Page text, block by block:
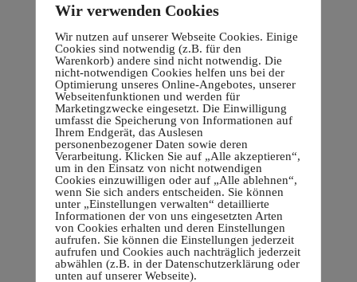
Wir verwenden Cookies
Wir nutzen auf unserer Webseite Cookies. Einige
Cookies sind notwendig (z.B. für den
Warenkorb) andere sind nicht notwendig. Die
nicht-notwendigen Cookies helfen uns bei der
Optimierung unseres Online-Angebotes, unserer
Webseitenfunktionen und werden für
Marketingzwecke eingesetzt. Die Einwilligung
umfasst die Speicherung von Informationen auf
Ihrem Endgerät, das Auslesen
personenbezogener Daten sowie deren
Verarbeitung. Klicken Sie auf „Alle akzeptieren“,
um in den Einsatz von nicht notwendigen
Cookies einzuwilligen oder auf „Alle ablehnen“,
wenn Sie sich anders entscheiden. Sie können
unter „Einstellungen verwalten“ detaillierte
Informationen der von uns eingesetzten Arten
von Cookies erhalten und deren Einstellungen
aufrufen. Sie können die Einstellungen jederzeit
aufrufen und Cookies auch nachträglich jederzeit
abwählen (z.B. in der Datenschutzerklärung oder
unten auf unserer Webseite).